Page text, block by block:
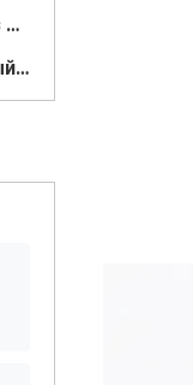
Вибрационный двигатель без ядра
Гидравлический вибрационный двигатель